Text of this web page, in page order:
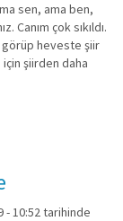
sen, ama ben,
çok sıkıldı.
görüp heveste şiir
için şiirden daha
- 10:52 tarihinde